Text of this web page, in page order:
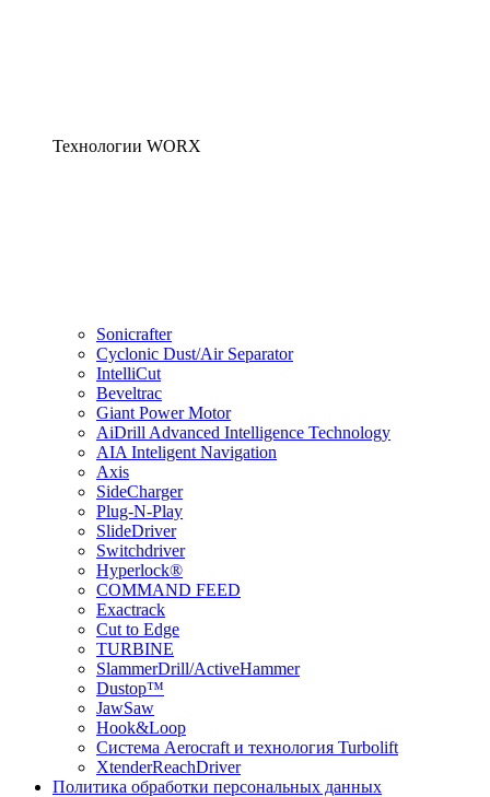
Технологии WORX
Sonicrafter
Cyclonic Dust/Air Separator
IntelliCut
Beveltrac
Giant Power Motor
AiDrill Advanced Intelligence Technology
AIA Inteligent Navigation
Axis
SideCharger
Plug-N-Play
SlideDriver
Switchdriver
Hyperlock®
COMMAND FEED
Exactrack
Cut to Edge
TURBINE
SlammerDrill/ActiveHammer
Dustop™
JawSaw
Hook&Loop
Cистема Aerocraft и технология Turbolift
XtenderReachDriver
Политика обработки персональных данных